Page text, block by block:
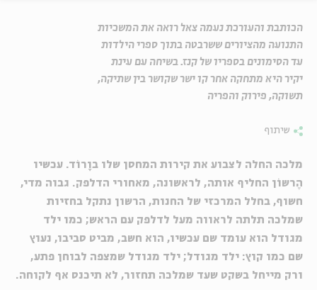
הכותבת והעורכת נעמה צאל רואה את המשכיות
התנועה מהציורים ששרבטה בתוך ספרי הילדות
עד הסימונים בספריו של קנז. בשיחה עם עינת
יקיר היא מתחקה אחר קו ישר שקושר בין שתיקה,
תשוקה, פירוק והפריה
שיתוף
מלכה החלה לצבוע את קירות המחסן שלו בוָרוֹד. עכשיו
הֶרשוֹן החליף אותה, לראשונה, מאחורי הדלפק. גבוה מדי,
חשוף, בחלל המרכזי של החנות, הרשון נתקל בחזיות
שמלכה תלתה לראווה מעל לדלפק עם הראש; כמו ילד
מגודל הוא עומד שם עכשיו, הוא חשב, מביט סביבו, נעוץ
שם כמו קוץ: ילד מגודל; ילד מגודל שמצפה לבוחן פתע,
ורק מייחל בשקט שעד שמלכה תחזור, לא תיכנס אף לקוחה.